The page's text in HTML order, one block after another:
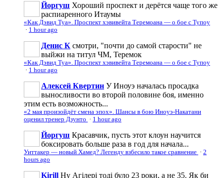
Йоргуш Хороший проспект и дерётся чаще того же
распиаренного Итаумы
«Как Дэвид Туа». Проспект хэвивейта Теремоана — о бое с Тупоу
· 1 hour ago
Денис К смотри, "почти до самой старости" не
выйжи на титул ЧМ, Теремок
«Как Дэвид Туа». Проспект хэвивейта Теремоана — о бое с Тупоу
· 1 hour ago
Алексей Квертин У Иноуэ началась просадка
выносливости во второй половине боя, именно
этим есть возможность...
«2 мая произойдёт смена эпох». Шансы в бою Иноуэ-Накатани
оценил тренер Дзунто · 1 hour ago
Йоргуш Красавчик, пусть этот клоун научится
боксировать больше раза в год для начала...
Уиттакер — новый Хамед? Легенду взбесило такое сравнение · 2
hours ago
Kirill Ну Агілері тоді було 23 роки, а не 35. Як би